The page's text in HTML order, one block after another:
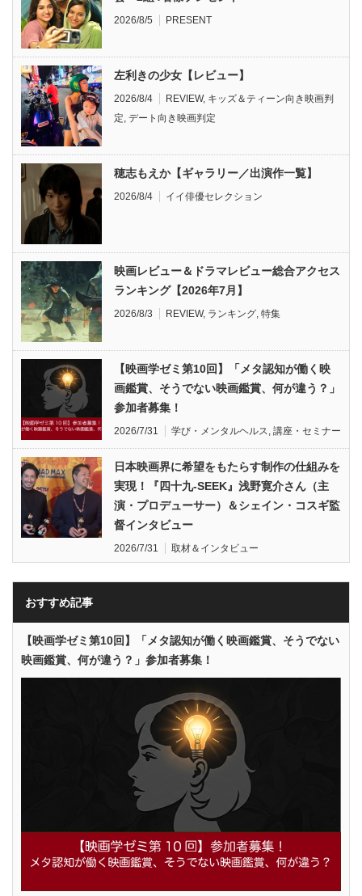
2026/8/5 PRESENT
左利きの少女【レビュー】
2026/8/4 REVIEW, キッズ＆ティーン向き映画判
定 デート向き映画判定
穂志もえか【ギャラリー／出演作一覧】
2026/8/4 イイ俳優セレクション
映画レビュー＆ドラマレビュー総合アクセス
ランキング【2026年7月】
2026/8/3 REVIEW, ランキング 特集
【映画学ゼミ第10回】「メタ認知が働く映
画鑑賞、そうでない映画鑑賞、何が違う？」
参加者募集！
2026/7/31 学び・メンタルヘルス 講座・セミナー
日本映画界に希望をもたらす制作の仕組みを
実現！『四十九-SEEK』浅野寛介さん（主
演・プロデューサー）＆シェイン・コスギ監
督インタビュー
2026/7/31 取材＆インタビュー
おすすめ記事
【映画学ゼミ第10回】「メタ認知が働く映画鑑賞、そうでない
映画鑑賞、何が違う？」参加者募集！